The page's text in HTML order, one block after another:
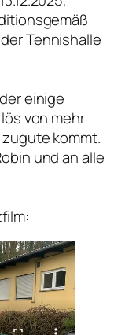
Tennishalle
einige
von mehr
zugute kommt.
und an alle